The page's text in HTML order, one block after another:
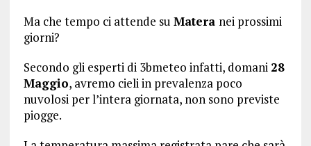
Ma che tempo ci attende su Matera nei prossimi
giorni?
Secondo gli esperti di 3bmeteo infatti, domani 28
Maggio, avremo cieli in prevalenza poco
nuvolosi per l’intera giornata, non sono previste
piogge.